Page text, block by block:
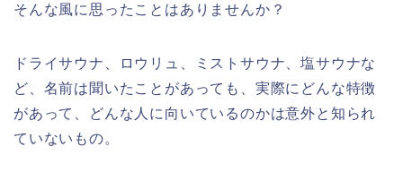
そんな風に思ったことはありませんか？
ドライサウナ、ロウリュ、ミストサウナ、塩サウナな
ど、名前は聞いたことがあっても、実際にどんな特徴
があって、どんな人に向いているのかは意外と知られ
ていないもの。